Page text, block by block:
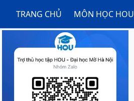
TRANG CHỦ MÔN HỌC HOU